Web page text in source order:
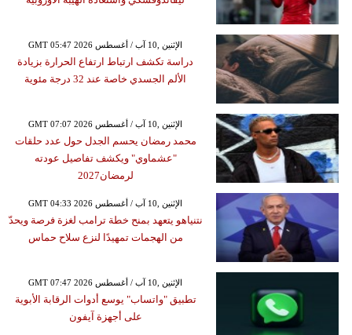
GMT 05:47 2026 الإثنين ,10 آب / أغسطس
دراسة تكشف ارتباط ارتفاع الحرارة بزيادة
الألم الجسدي خاصة عند 32 درجة مئوية
GMT 07:07 2026 الإثنين ,10 آب / أغسطس
محمد رمضان يحسم الجدل حول عدد حلقات
"عشماوي" ويكشف تفاصيل عودته
لرمضان2027
GMT 04:33 2026 الإثنين ,10 آب / أغسطس
نتنياهو يتعهد بمنح خطة ترامب لغزة فرصة ويحدّ
من الهجمات تمهيدًا لنزع سلاح حماس
GMT 07:47 2026 الإثنين ,10 آب / أغسطس
تطبيق "واتساب" يوسع أدوات الرقابة الأبوية
على أجهزة آيفون